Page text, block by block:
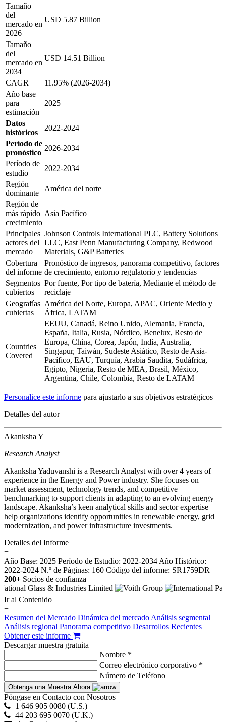
Tamaño
del
mercado en
2026
USD 5.87 Billion
Tamaño
del
mercado en
2034
USD 14.51 Billion
CAGR
11.95% (2026-2034)
Año base
para
estimación
2025
Datos
históricos
2022-2024
Período de
pronóstico
2026-2034
Período de
estudio
2022-2034
Región
dominante
América del norte
Región de
más rápido
crecimiento
Asia Pacífico
Principales
actores del
mercado
Johnson Controls International PLC, Battery Solutions
LLC, East Penn Manufacturing Company, Redwood
Materials, G&P Batteries
Cobertura
del informe
Pronóstico de ingresos, panorama competitivo, factores
de crecimiento, entorno regulatorio y tendencias
Segmentos
cubiertos
Por fuente, Por tipo de batería, Mediante el método de
reciclaje
Geografías
cubiertas
América del Norte, Europa, APAC, Oriente Medio y
África, LATAM
Countries
Covered
EEUU, Canadá, Reino Unido, Alemania, Francia,
España, Italia, Rusia, Nórdico, Benelux, Resto de
Europa, China, Corea, Japón, India, Australia,
Singapur, Taiwán, Sudeste Asiático, Resto de Asia-
Pacífico, EAU, Turquía, Arabia Saudita, Sudáfrica,
Egipto, Nigeria, Resto de MEA, Brasil, México,
Argentina, Chile, Colombia, Resto de LATAM
Personalice este informe para ajustarlo a sus objetivos estratégicos
Detalles del autor
Akanksha Y
Research Analyst
Akanksha Yaduvanshi is a Research Analyst with over 4 years of
experience in the Energy and Power industry. She focuses on
market assessment, technology trends, and competitive
benchmarking to support clients in adapting to an evolving energy
landscape. Akanksha’s keen analytical skills and sector expertise
help organizations identify opportunities in renewable energy, grid
modernization, and power infrastructure investments.
Detalles del Informe
−
Año Base: 2025 Período de Estudio: 2022-2034Año Histórico:
2022-2024 N.º de Páginas: 160 Código del informe: SR1759DR
200+ Socios de confianza
Ir al Contenido
−
Resumen del Mercado Dinámica del mercadoAnálisis segmental
Análisis regional Panorama competitivo Desarrollos Recientes
Obtener este informe
Descargar muestra gratuita
Nombre *
Correo electrónico corporativo *
Número de Teléfono
Obtenga una Muestra Ahora
Póngase en Contacto con Nosotros
+1 646 905 0080 (U.S.)
+44 203 695 0070 (U.K.)